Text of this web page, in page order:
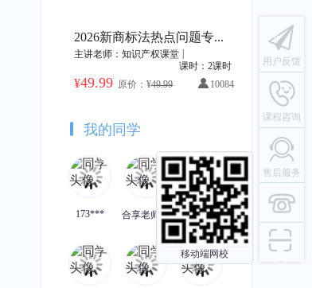
用户反馈
课程咨询
售后服务
移动端网校
2026新商标法热点问题专家研讨会
主讲老师：知识产权课堂
课时：2课时
¥49.99 原价：¥49.99 10084
我的同学
173*** 合享老师九 喵星人